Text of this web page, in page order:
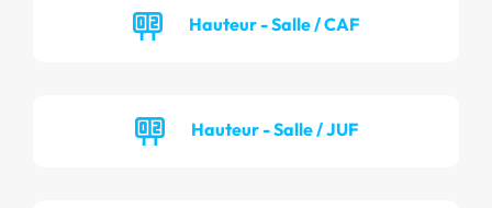
Hauteur - Salle / CAF
Hauteur - Salle / JUF